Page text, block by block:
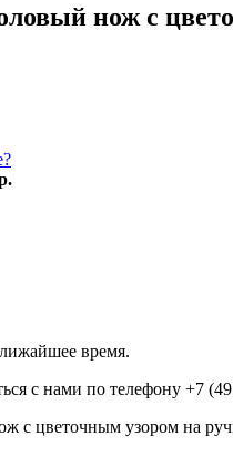
нож с
время.
с нами по телефону +7
с цветочным узором на